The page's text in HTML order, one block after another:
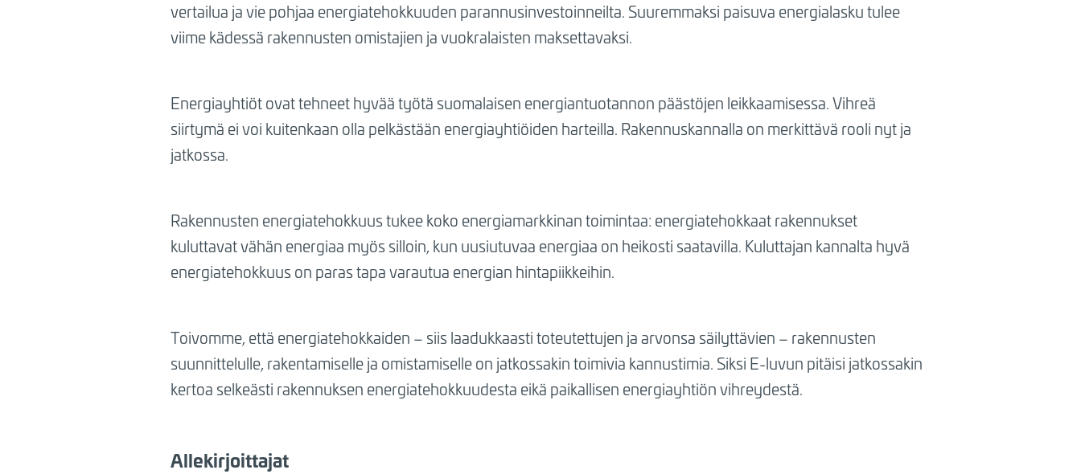
vertailua ja vie pohjaa energiatehokkuuden parannusinvestoinneilta. Suuremmaksi paisuva energialasku tulee
viime kädessä rakennusten omistajien ja vuokralaisten maksettavaksi.
Energiayhtiöt ovat tehneet hyvää työtä suomalaisen energiantuotannon päästöjen leikkaamisessa. Vihreä
siirtymä ei voi kuitenkaan olla pelkästään energiayhtiöiden harteilla. Rakennuskannalla on merkittävä rooli nyt ja
jatkossa.
Rakennusten energiatehokkuus tukee koko energiamarkkinan toimintaa: energiatehokkaat rakennukset
kuluttavat vähän energiaa myös silloin, kun uusiutuvaa energiaa on heikosti saatavilla. Kuluttajan kannalta hyvä
energiatehokkuus on paras tapa varautua energian hintapiikkeihin.
Toivomme, että energiatehokkaiden – siis laadukkaasti toteutettujen ja arvonsa säilyttävien – rakennusten
suunnittelulle, rakentamiselle ja omistamiselle on jatkossakin toimivia kannustimia. Siksi E-luvun pitäisi jatkossakin
kertoa selkeästi rakennuksen energiatehokkuudesta eikä paikallisen energiayhtiön vihreydestä.
Allekirjoittajat